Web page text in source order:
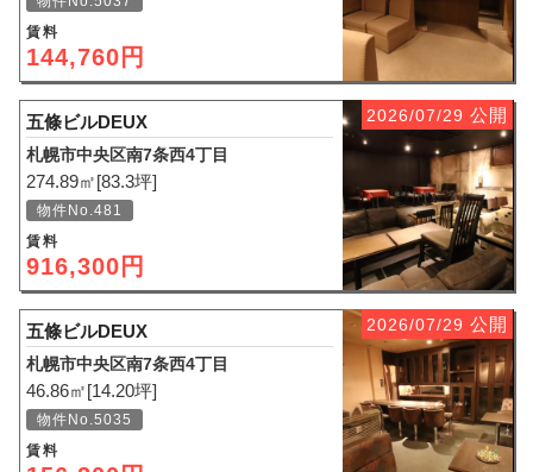
賃料
144,760円
2026/07/29 公開
五條ビルDEUX
札幌市中央区南7条西4丁目
274.89㎡[83.3坪]
物件No.481
賃料
916,300円
2026/07/29 公開
五條ビルDEUX
札幌市中央区南7条西4丁目
46.86㎡[14.20坪]
物件No.5035
賃料